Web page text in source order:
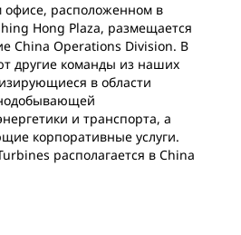
расположенном в
Hong Plaza, размещается
China Operations Division. В
другие команды из наших
в области
и транспорта, а
корпоративные услуги.
располагается в China